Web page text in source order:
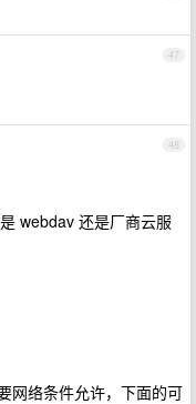
47
48
webdav 还是厂商云服
网络条件允许，下面的可